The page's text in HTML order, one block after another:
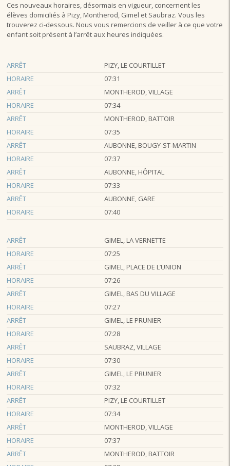
Ces nouveaux horaires, désormais en vigueur, concernent les
élèves domiciliés à Pizy, Montherod, Gimel et Saubraz. Vous les
trouverez ci-dessous. Nous vous remercions de veiller à ce que votre
enfant soit présent à l’arrêt aux heures indiquées.
ARRÊT
PIZY, LE COURTILLET
HORAIRE
07:31
ARRÊT
MONTHEROD, VILLAGE
HORAIRE
07:34
ARRÊT
MONTHEROD, BATTOIR
HORAIRE
07:35
ARRÊT
AUBONNE, BOUGY-ST-MARTIN
HORAIRE
07:37
ARRÊT
AUBONNE, HÔPITAL
HORAIRE
07:33
ARRÊT
AUBONNE, GARE
HORAIRE
07:40
ARRÊT
GIMEL, LA VERNETTE
HORAIRE
07:25
ARRÊT
GIMEL, PLACE DE L’UNION
HORAIRE
07:26
ARRÊT
GIMEL, BAS DU VILLAGE
HORAIRE
07:27
ARRÊT
GIMEL, LE PRUNIER
HORAIRE
07:28
ARRÊT
SAUBRAZ, VILLAGE
HORAIRE
07:30
ARRÊT
GIMEL, LE PRUNIER
HORAIRE
07:32
ARRÊT
PIZY, LE COURTILLET
HORAIRE
07:34
ARRÊT
MONTHEROD, VILLAGE
HORAIRE
07:37
ARRÊT
MONTHEROD, BATTOIR